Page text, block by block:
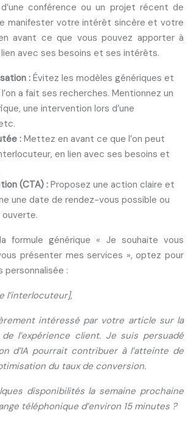
conférence ou un projet récent de
manifester votre intérêt sincère et votre
avant ce que vous pouvez apporter à
lien avec ses besoins et ses intérêts.
: Évitez les modèles génériques et
a fait ses recherches. Mentionnez un
une intervention lors d’une
: Mettez en avant ce que l’on peut
en lien avec ses besoins et
(CTA) : Proposez une action claire et
une date de rendez-vous possible ou
formule générique « Je souhaite vous
présenter mes services », optez pour
personnalisée :
l’interlocuteur],
intéressé par votre article sur la
l’expérience client. Je suis persuadé
d’IA pourrait contribuer à l’atteinte de
du taux de conversion.
disponibilités la semaine prochaine
téléphonique d’environ 15 minutes ?